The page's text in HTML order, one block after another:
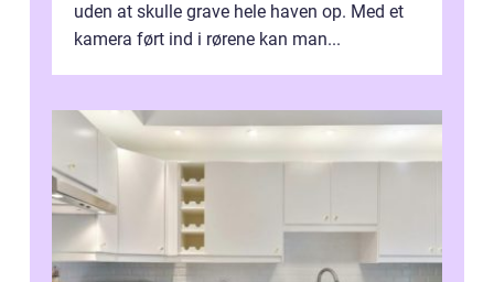
uden at skulle grave hele haven op. Med et
kamera ført ind i rørene kan man...